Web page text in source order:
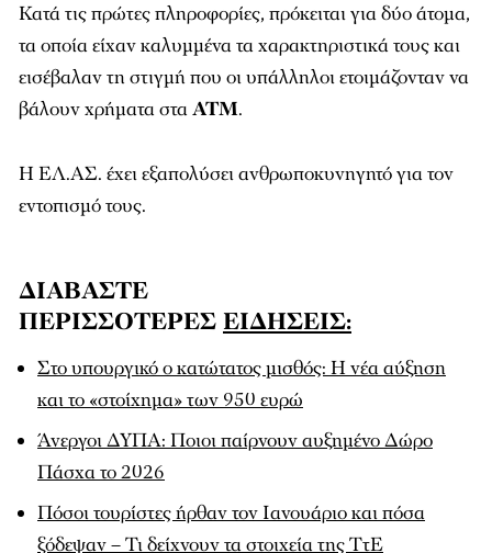
Κατά τις πρώτες πληροφορίες, πρόκειται για δύο άτομα,
τα οποία είχαν καλυμμένα τα χαρακτηριστικά τους και
εισέβαλαν τη στιγμή που οι υπάλληλοι ετοιμάζονταν να
βάλουν χρήματα σταΑΤΜ.
Η ΕΛ.ΑΣ. έχει εξαπολύσει ανθρωποκυνηγητό για τον
εντοπισμό τους.
ΔΙΑΒΑΣΤΕ
ΠΕΡΙΣΣΟΤΕΡΕΣ ΕΙΔΗΣΕΙΣ:
Στο υπουργικό ο κατώτατος μισθός: Η νέα αύξηση
και το «στοίχημα» των 950 ευρώ
Άνεργοι ΔΥΠΑ: Ποιοι παίρνουν αυξημένο Δώρο
Πάσχα το 2026
Πόσοι τουρίστες ήρθαν τον Ιανουάριο και πόσα
ξόδεψαν – Τι δείχνουν τα στοιχεία της ΤτΕ